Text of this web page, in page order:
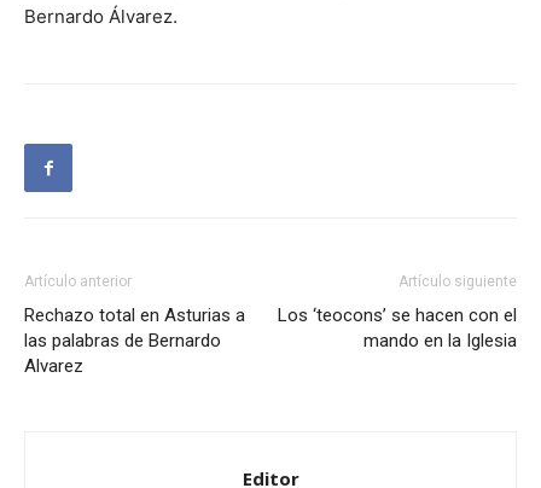
Bernardo Álvarez.
Artículo anterior
Rechazo total en Asturias a
las palabras de Bernardo
Alvarez
Artículo siguiente
Los ‘teocons’ se hacen con el
mando en la Iglesia
Editor